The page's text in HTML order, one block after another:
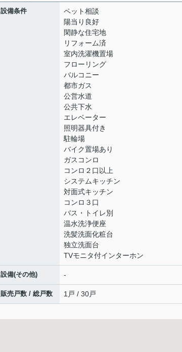
設備条件
ペット相談
陽当り良好
閑静な住宅地
リフォーム済
室内洗濯機置場
フローリング
バルコニー
都市ガス
公営水道
公共下水
エレベーター
照明器具付き
駐輪場
バイク置場あり
ガスコンロ
コンロ２口以上
システムキッチン
対面式キッチン
コンロ３口
バス・トイレ別
温水洗浄便座
洗髪洗面化粧台
独立洗面台
TVモニタ付インターホン
設備(その他) -
販売戸数 / 総戸数 1戸 / 30戸